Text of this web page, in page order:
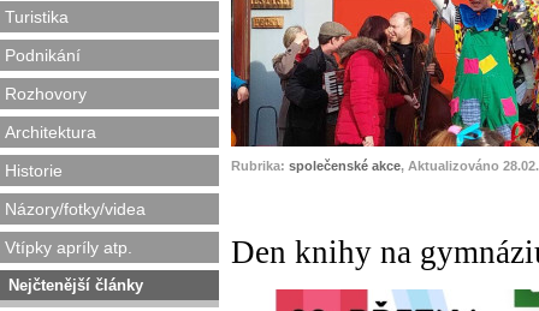
Turistika
Podnikání
Rozhovory
Architektura
Historie
Názory/fotky/videa
Vtípky apríly atp.
Nejčtenější články
Rubrika: společenské akce, Aktualizováno
Den knihy na